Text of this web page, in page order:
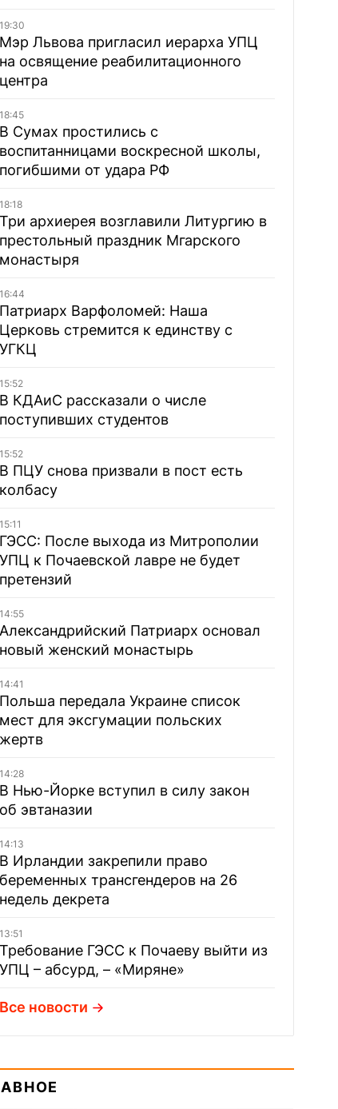
19:30
Мэр Львова пригласил иерарха УПЦ
на освящение реабилитационного
центра
18:45
В Сумах простились с
воспитанницами воскресной школы,
погибшими от удара РФ
18:18
Три архиерея возглавили Литургию в
престольный праздник Мгарского
монастыря
16:44
Патриарх Варфоломей: Наша
Церковь стремится к единству с
УГКЦ
15:52
В КДАиС рассказали о числе
поступивших студентов
15:52
В ПЦУ снова призвали в пост есть
колбасу
15:11
ГЭСС: После выхода из Митрополии
УПЦ к Почаевской лавре не будет
претензий
14:55
Александрийский Патриарх основал
новый женский монастырь
14:41
Польша передала Украине список
мест для эксгумации польских
жертв
14:28
В Нью-Йорке вступил в силу закон
об эвтаназии
14:13
В Ирландии закрепили право
беременных трансгендеров на 26
недель декрета
13:51
Требование ГЭСС к Почаеву выйти из
УПЦ – абсурд, – «Миряне»
Все новости